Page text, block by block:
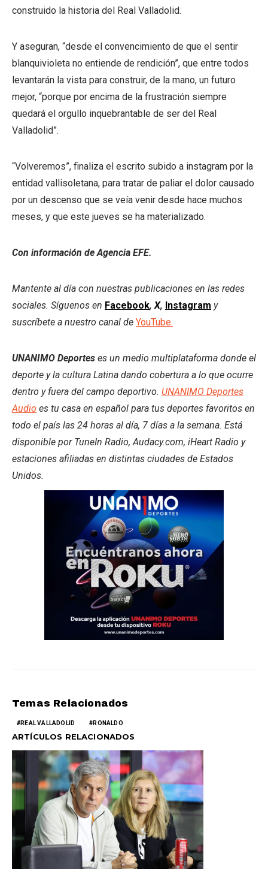
construido la historia del Real Valladolid.
Y aseguran, “desde el convencimiento de que el sentir
blanquivioleta no entiende de rendición”, que entre todos
levantarán la vista para construir, de la mano, un futuro
mejor, “porque por encima de la frustración siempre
quedará el orgullo inquebrantable de ser del Real
Valladolid”.
“Volveremos”, finaliza el escrito subido a instagram por la
entidad vallisoletana, para tratar de paliar el dolor causado
por un descenso que se veía venir desde hace muchos
meses, y que este jueves se ha materializado.
Con información de Agencia EFE.
Mantente al día con nuestras publicaciones en las redes
sociales. Síguenos en Facebook,X, Instagram y
suscríbete a nuestro canal de YouTube.
UNANIMO Deportes es un medio multiplataforma donde el
deporte y la cultura Latina dando cobertura a lo que ocurre
dentro y fuera del campo deportivo. UNANIMO Deportes
Audio es tu casa en español para tus deportes favoritos en
todo el país las 24 horas al día, 7 días a la semana. Está
disponible por TuneIn Radio, Audacy.com, iHeart Radio y
estaciones afiliadas en distintas ciudades de Estados
Unidos.
Temas Relacionados
REAL VALLADOLID RONALDO
ARTÍCULOS RELACIONADOS